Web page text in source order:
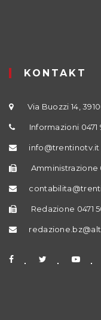
KONTAKT
Via Buozzi 14,
Informazioni 0471
info@trentinotv.it
Amministrazione
Redazione 0471